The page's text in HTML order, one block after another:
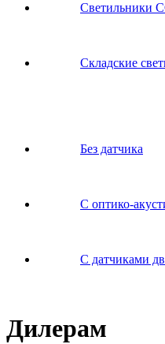
Светильники
Складские
Без датчика
С оптико-
С датчиками
Дилерам